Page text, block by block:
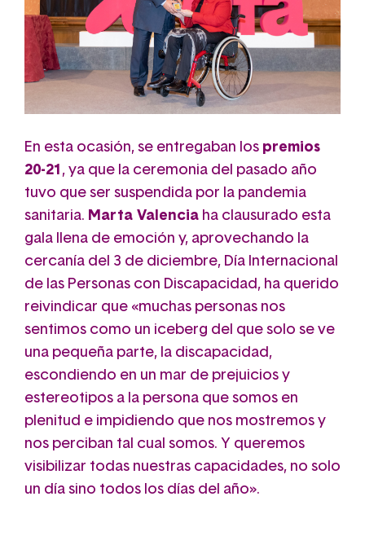
En esta ocasión, se entregaban los premios
20-21 , ya que la ceremonia del pasado año
tuvo que ser suspendida por la pandemia
sanitaria. Marta Valencia ha clausurado esta
gala llena de emoción y, aprovechando la
cercanía del 3 de diciembre, Día Internacional
de las Personas con Discapacidad, ha querido
reivindicar que «muchas personas nos
sentimos como un iceberg del que solo se ve
una pequeña parte, la discapacidad,
escondiendo en un mar de prejuicios y
estereotipos a la persona que somos en
plenitud e impidiendo que nos mostremos y
nos perciban tal cual somos. Y queremos
visibilizar todas nuestras capacidades, no solo
un día sino todos los días del año».